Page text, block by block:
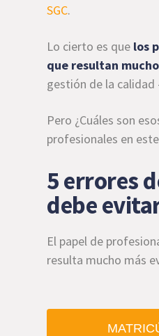
SGC.
Lo cierto es que los
que resultan
gestión de la calidad
Pero ¿Cuáles son
profesionales en
5 errores
debe
El papel de
resulta mucho más